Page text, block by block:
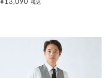
¥13,090 税込